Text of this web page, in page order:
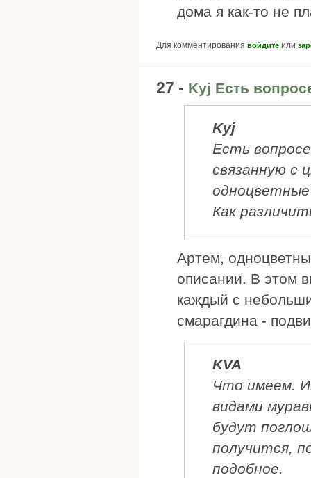
дома я как-то не
Для комментирования войдите или
27 - Kyj Есть
Kyj
Есть
связанную с
Как
Артем,
описании. В этом
каждый с
смарагдина -
KVA
Что имеем.
видами
будут
получится,
подобное.